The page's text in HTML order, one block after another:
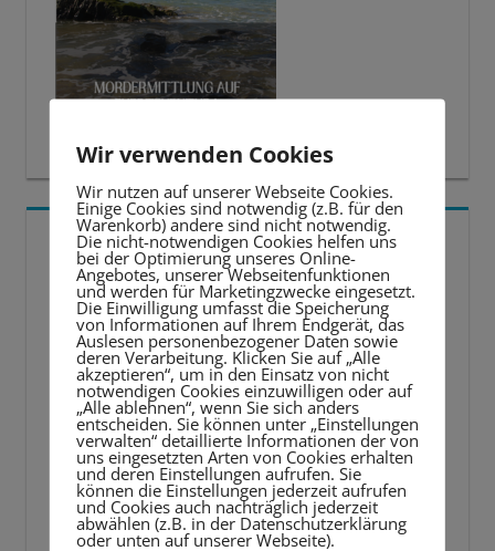
5 BESTE LERNTIPPS
Video-
Player
Wir verwenden Cookies
Wir nutzen auf unserer Webseite Cookies.
Einige Cookies sind notwendig (z.B. für den
Warenkorb) andere sind nicht notwendig.
Die nicht-notwendigen Cookies helfen uns
bei der Optimierung unseres Online-
Angebotes, unserer Webseitenfunktionen
und werden für Marketingzwecke eingesetzt.
Die Einwilligung umfasst die Speicherung
von Informationen auf Ihrem Endgerät, das
Auslesen personenbezogener Daten sowie
deren Verarbeitung. Klicken Sie auf „Alle
akzeptieren“, um in den Einsatz von nicht
notwendigen Cookies einzuwilligen oder auf
„Alle ablehnen“, wenn Sie sich anders
entscheiden. Sie können unter „Einstellungen
verwalten“ detaillierte Informationen der von
uns eingesetzten Arten von Cookies erhalten
und deren Einstellungen aufrufen. Sie
können die Einstellungen jederzeit aufrufen
und Cookies auch nachträglich jederzeit
abwählen (z.B. in der Datenschutzerklärung
oder unten auf unserer Webseite).